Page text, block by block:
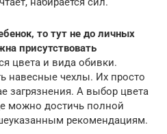
то тут не до личных
присутствовать
цвета и вида обивки.
навесные чехлы. Их просто
загрязнения. А выбор цвета
можно достичь полной
рекомендациям.